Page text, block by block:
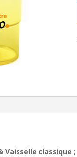
Vaisselle classique ;